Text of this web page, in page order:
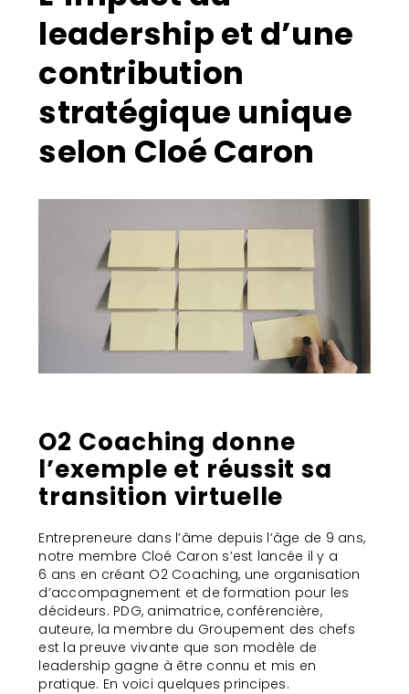
leadership et d’une
contribution
stratégique unique
selon Cloé Caron
O2 Coaching donne
l’exemple et réussit sa
transition virtuelle
Entrepreneure dans l’âme depuis l’âge de 9 ans,
notre membre Cloé Caron s’est lancée il y a
6 ans en créant O2 Coaching, une organisation
d’accompagnement et de formation pour les
décideurs. PDG, animatrice, conférencière,
auteure, la membre du Groupement des chefs
est la preuve vivante que son modèle de
leadership gagne à être connu et mis en
pratique. En voici quelques principes.